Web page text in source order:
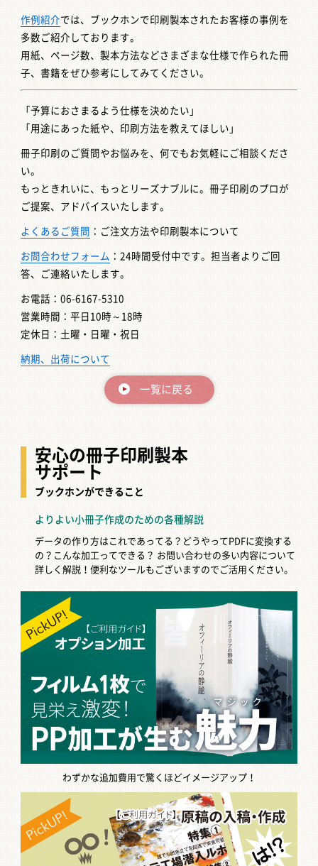
作例紹介では、ブックホンで印刷製本されたお客様の事例を
多数ご紹介しております。
用紙、ページ数、製本方法などさまざまな仕様で作られた冊
子、書籍をぜひ参考にしてみてください。
「予算におさまるよう仕様を決めたい」
「用途にあった紙や、印刷方法を教えてほしい」
冊子印刷のご質問やお悩みを、何でもお気軽にご相談くださ
い。
もっときれいに、もっとリーズナブルに。冊子印刷のプロが
ご提案、アドバイスいたします。
よくあるご質問 ：ご注文方法や印刷製本について
お問合わせフォーム ：24時間受付中です。担当者よりご回
答、ご連絡いたします。
お電話：06-6167-5310
営業時間：平日10時～18時
定休日：土曜・日曜・祝日
納期、出荷について
一覧に戻る
安心の冊子印刷製本
サポート
ブックホンができること
よりよい小冊子作成のための各種解説
データの作り方はこれであってる？どうやってPDFに変換する
の？こんな加工ってできる？ お問い合わせの多い内容について
詳しく解説！便利なツールもございますのでご活用ください。
わずかな追加費用で驚くほどイメージアップ！